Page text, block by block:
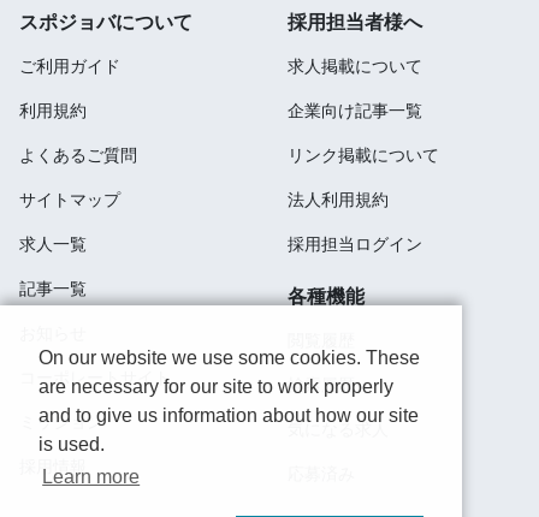
スポジョバについて
ご利用ガイド
利用規約
よくあるご質問
サイトマップ
求人一覧
記事一覧
コーポレートサイト
ミッション
採用情報
採用担当者様へ
求人掲載について
企業向け記事一覧
リンク掲載について
法人利用規約
採用担当ログイン
各種機能
検索履歴
気になる求人
On our website we use some cookies. These
are necessary for our site to work properly
and to give us information about how our site
is used.
Learn more